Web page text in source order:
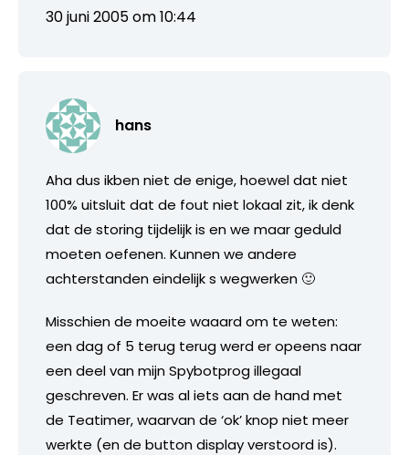
30 juni 2005 om 10:44
hans
Aha dus ikben niet de enige, hoewel dat niet
100% uitsluit dat de fout niet lokaal zit, ik denk
dat de storing tijdelijk is en we maar geduld
moeten oefenen. Kunnen we andere
achterstanden eindelijk s wegwerken 🙂
Misschien de moeite waaard om te weten:
een dag of 5 terug terug werd er opeens naar
een deel van mijn Spybotprog illegaal
geschreven. Er was al iets aan de hand met
de Teatimer, waarvan de ‘ok’ knop niet meer
werkte (en de button display verstoord is).